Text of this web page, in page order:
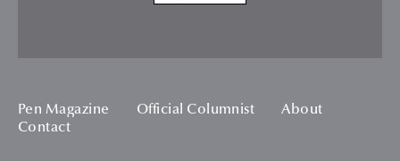
Pen Magazine Official Columnist
About
Contact